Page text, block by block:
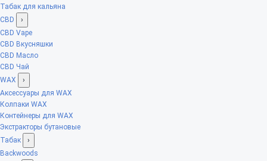
Табак для кальяна
CBD
›
CBD Vape
CBD Вкусняшки
CBD Масло
CBD Чай
WAX
›
Аксессуары для WAX
Колпаки WAX
Контейнеры для WAX
Экстракторы бутановые
Табак
›
Backwoods